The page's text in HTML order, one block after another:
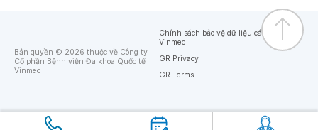
Bản quyền © 2026 thuộc về Công ty
Cổ phần Bệnh viện Đa khoa Quốc tế
Vinmec
Chính sách bảo vệ dữ liệu cá nhân của
Vinmec
GR Privacy
GR Terms